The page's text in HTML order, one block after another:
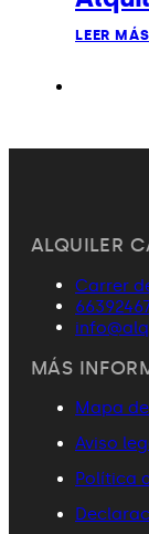
LEER MÁS
ALQUILER
Carrer
MÁS
Mapa
Aviso
Política